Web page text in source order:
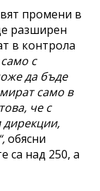
промени в
разширен
в контрола
с
да бъде
само в
че с
дирекции,
обясни
са над 250, а